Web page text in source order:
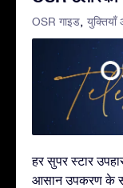
OSR गाइड युक्तियाँ
हर सुपर स्टार
आसान उपकरण के